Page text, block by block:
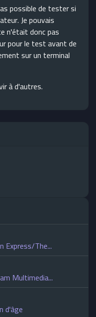
possible de tester si
Je pouvais
n'était donc pas
pour le test avant de
sur un terminal
à d'autres.
Express/The...
Multimedia...
d'âge